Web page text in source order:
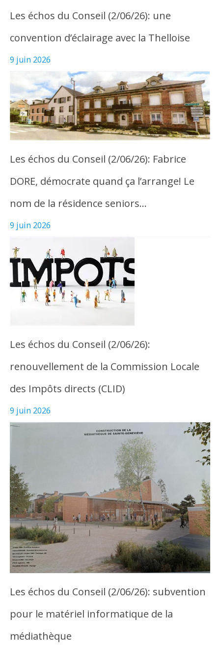
Les échos du Conseil (2/06/26): une
convention d’éclairage avec la Thelloise
9 juin 2026
Les échos du Conseil (2/06/26): Fabrice
DORE, démocrate quand ça l’arrange! Le
nom de la résidence seniors…
9 juin 2026
Les échos du Conseil (2/06/26):
renouvellement de la Commission Locale
des Impôts directs (CLID)
9 juin 2026
Les échos du Conseil (2/06/26): subvention
pour le matériel informatique de la
médiathèque